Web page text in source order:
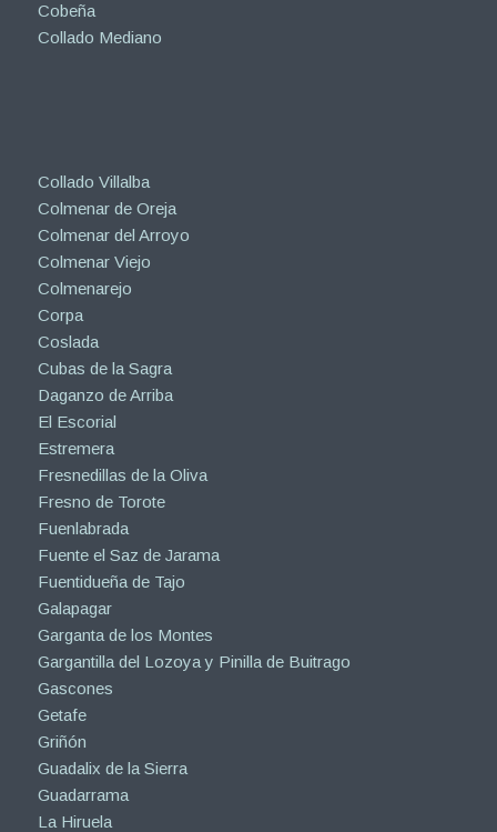
Cobeña
Collado Mediano
Collado Villalba
Colmenar de Oreja
Colmenar del Arroyo
Colmenar Viejo
Colmenarejo
Corpa
Coslada
Cubas de la Sagra
Daganzo de Arriba
El Escorial
Estremera
Fresnedillas de la Oliva
Fresno de Torote
Fuenlabrada
Fuente el Saz de Jarama
Fuentidueña de Tajo
Galapagar
Garganta de los Montes
Gargantilla del Lozoya y Pinilla de Buitrago
Gascones
Getafe
Griñón
Guadalix de la Sierra
Guadarrama
La Hiruela